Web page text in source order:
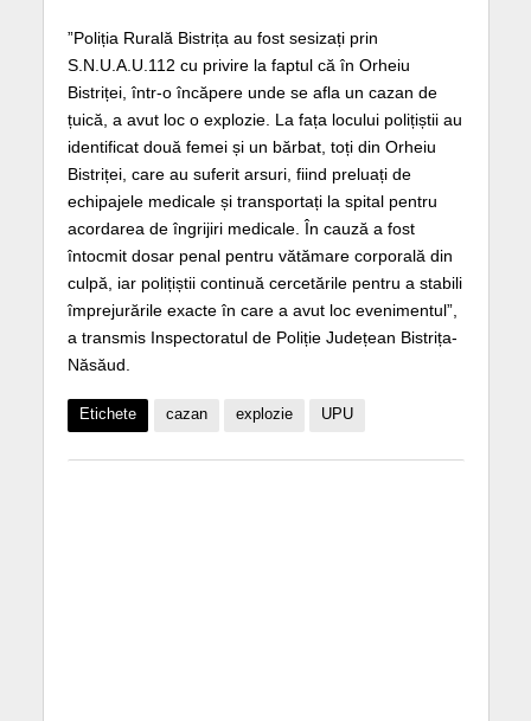
”Poliția Rurală Bistrița au fost sesizați prin
S.N.U.A.U.112 cu privire la faptul că în Orheiu
Bistriței, într-o încăpere unde se afla un cazan de
țuică, a avut loc o explozie. La fața locului polițiștii au
identificat două femei și un bărbat, toți din Orheiu
Bistriței, care au suferit arsuri, fiind preluați de
echipajele medicale și transportați la spital pentru
acordarea de îngrijiri medicale. În cauză a fost
întocmit dosar penal pentru vătămare corporală din
culpă, iar polițiștii continuă cercetările pentru a stabili
împrejurările exacte în care a avut loc evenimentul”,
a transmis Inspectoratul de Poliție Județean Bistrița-
Năsăud.
Etichete cazan explozie UPU